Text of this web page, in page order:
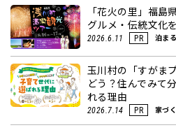
「花火の里」福島
グルメ・伝統文化
2026.6.11 PR 泊ま
玉川村の「すがま
どう？住んでみて
れる理由
2026.7.14 PR 家づ